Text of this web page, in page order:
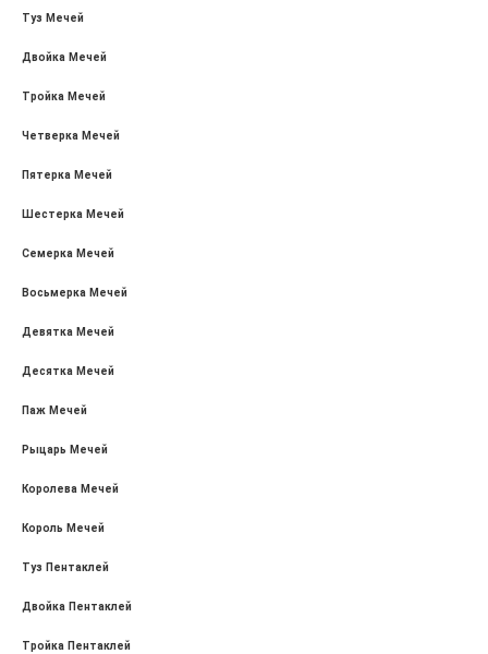
Туз Мечей
Двойка Мечей
Тройка Мечей
Четверка Мечей
Пятерка Мечей
Шестерка Мечей
Семерка Мечей
Восьмерка Мечей
Девятка Мечей
Десятка Мечей
Паж Мечей
Рыцарь Мечей
Королева Мечей
Король Мечей
Туз Пентаклей
Двойка Пентаклей
Тройка Пентаклей